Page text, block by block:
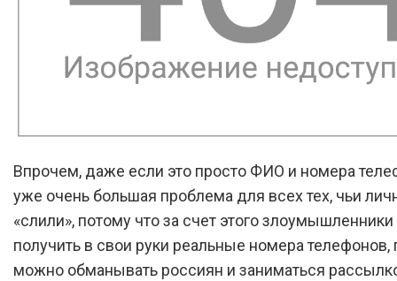
Впрочем, даже если это просто ФИО и номера
уже очень большая проблема для всех тех, чьи
«слили», потому что за счет этого злоумышленники
получить в свои руки реальные номера
можно обманывать россиян и заниматься